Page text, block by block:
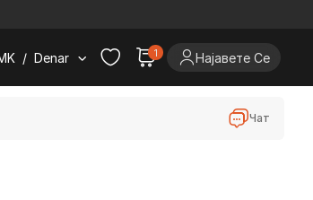
/ Denar 1 Најавете Се
Чат